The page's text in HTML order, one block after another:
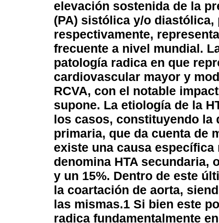
elevación sostenida de la
(PA) sistólica y/o diastólica,
respectivamente,
frecuente a nivel mundial.
patología radica en que
cardiovascular mayor y
RCVA, con el notable
supone. La etiología de la
los casos, constituyendo la
primaria, que da cuenta de
existe una causa
denomina HTA secundaria,
y un 15%. Dentro de este
la coartación de aorta,
las mismas.1 Si bien este
radica fundamentalmente